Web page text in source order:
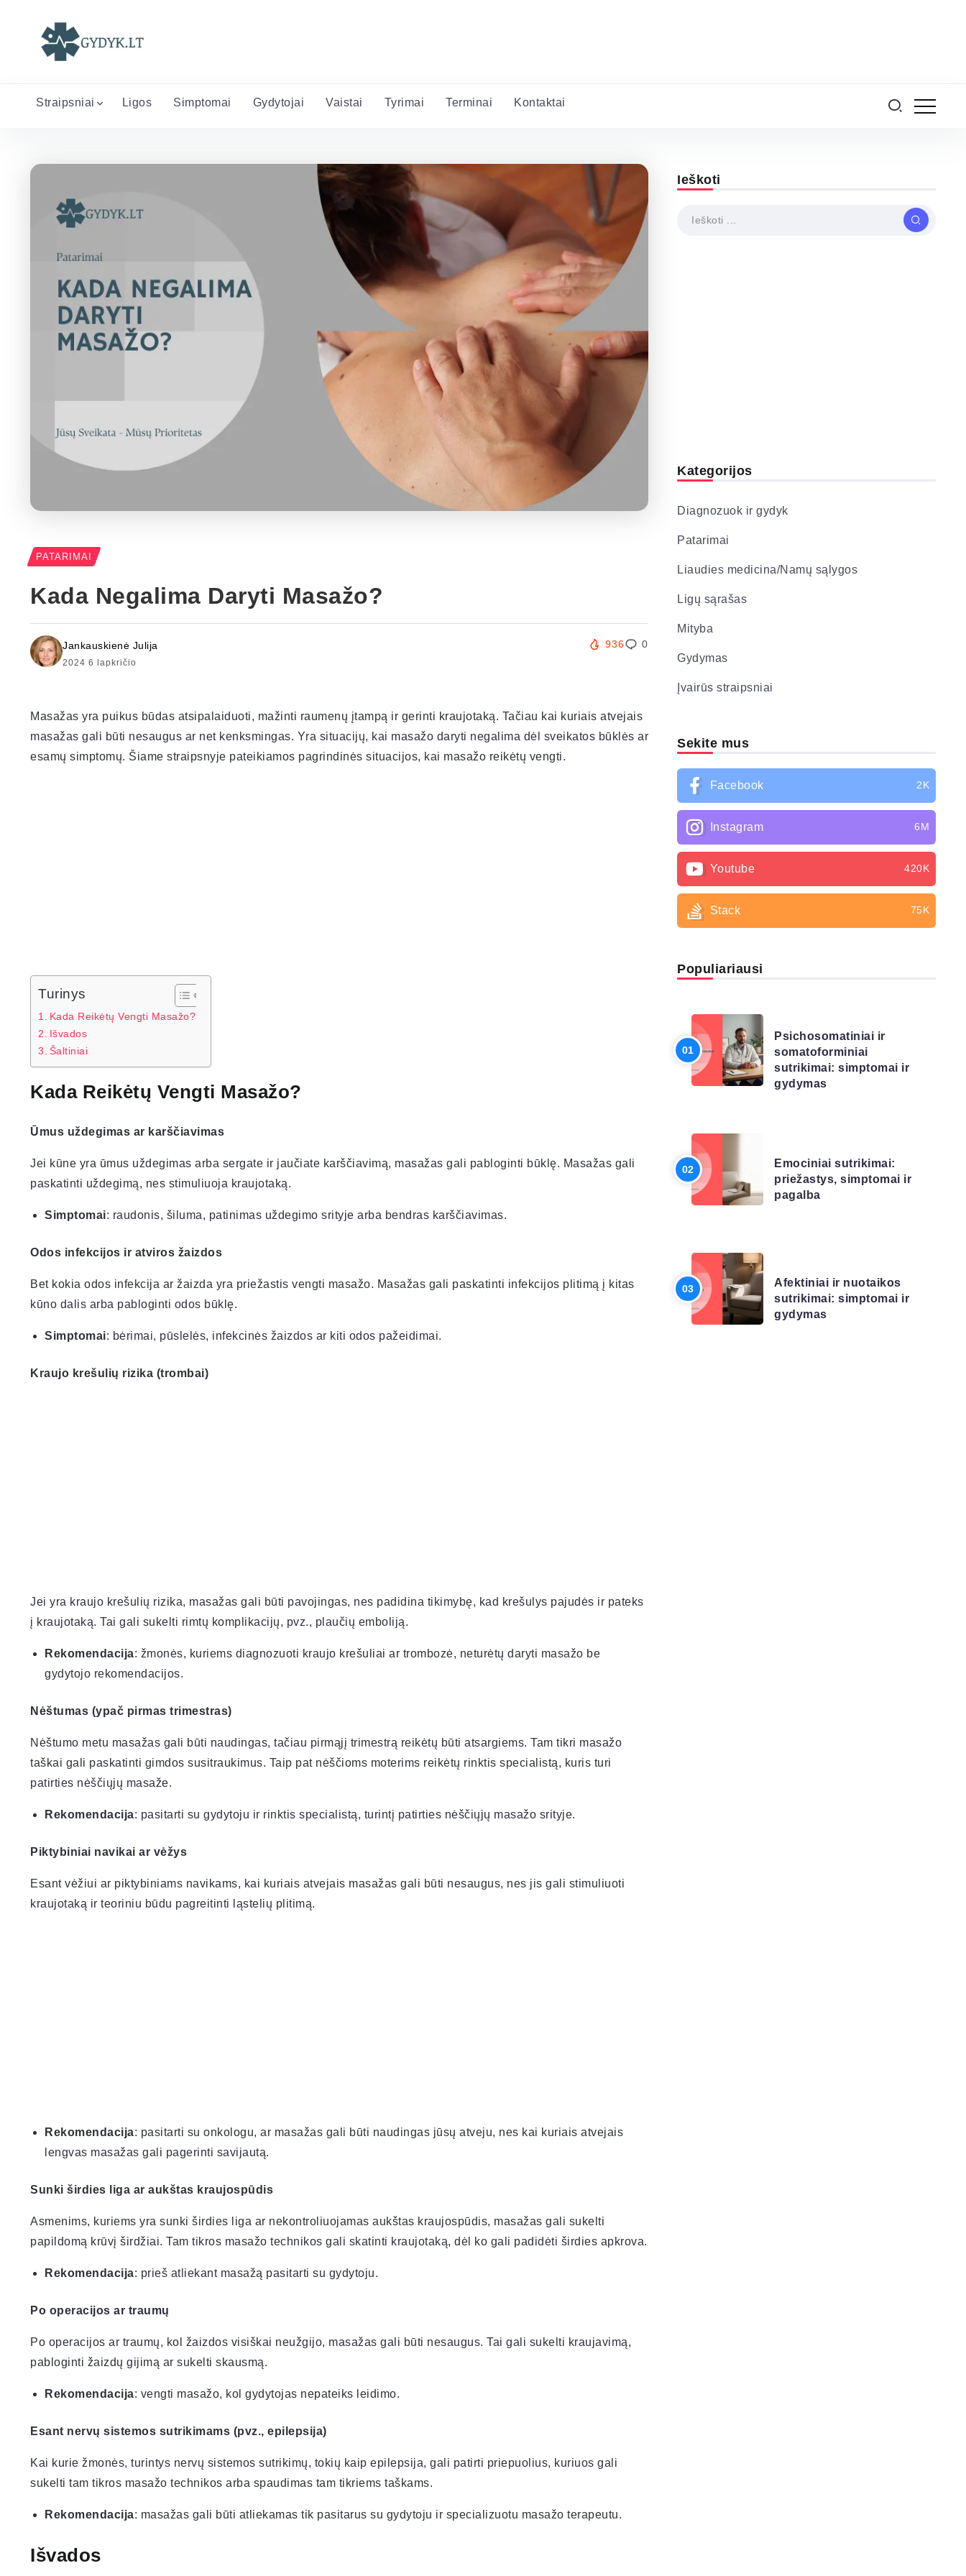
Straipsniai Ligos Simptomai Gydytojai Vaistai Tyrimai Terminai Kontaktai
PATARIMAI
Kada Negalima Daryti Masažo?
Jankauskienė Julija
2024 6 lapkričio
936 0
Masažas yra puikus būdas atsipalaiduoti, mažinti raumenų įtampą ir gerinti kraujotaką. Tačiau kai kuriais atvejais
masažas gali būti nesaugus ar net kenksmingas. Yra situacijų, kai masažo daryti negalima dėl sveikatos būklės ar
esamų simptomų. Šiame straipsnyje pateikiamos pagrindinės situacijos, kai masažo reikėtų vengti.
Turinys
Kada Reikėtų Vengti Masažo?
Išvados
Šaltiniai
Kada Reikėtų Vengti Masažo?
Ūmus uždegimas ar karščiavimas
Jei kūne yra ūmus uždegimas arba sergate ir jaučiate karščiavimą, masažas gali pabloginti būklę. Masažas gali
paskatinti uždegimą, nes stimuliuoja kraujotaką.
Simptomai: raudonis, šiluma, patinimas uždegimo srityje arba bendras karščiavimas.
Odos infekcijos ir atviros žaizdos
Bet kokia odos infekcija ar žaizda yra priežastis vengti masažo. Masažas gali paskatinti infekcijos plitimą į kitas
kūno dalis arba pabloginti odos būklę.
Simptomai: bėrimai, pūslelės, infekcinės žaizdos ar kiti odos pažeidimai.
Kraujo krešulių rizika (trombai)
Jei yra kraujo krešulių rizika, masažas gali būti pavojingas, nes padidina tikimybę, kad krešulys pajudės ir pateks
į kraujotaką. Tai gali sukelti rimtų komplikacijų, pvz., plaučių emboliją.
Rekomendacija: žmonės, kuriems diagnozuoti kraujo krešuliai ar trombozė, neturėtų daryti masažo be
gydytojo rekomendacijos.
Nėštumas (ypač pirmas trimestras)
Nėštumo metu masažas gali būti naudingas, tačiau pirmąjį trimestrą reikėtų būti atsargiems. Tam tikri masažo
taškai gali paskatinti gimdos susitraukimus. Taip pat nėščioms moterims reikėtų rinktis specialistą, kuris turi
patirties nėščiųjų masaže.
Rekomendacija: pasitarti su gydytoju ir rinktis specialistą, turintį patirties nėščiųjų masažo srityje.
Piktybiniai navikai ar vėžys
Esant vėžiui ar piktybiniams navikams, kai kuriais atvejais masažas gali būti nesaugus, nes jis gali stimuliuoti
kraujotaką ir teoriniu būdu pagreitinti ląstelių plitimą.
Rekomendacija: pasitarti su onkologu, ar masažas gali būti naudingas jūsų atveju, nes kai kuriais atvejais
lengvas masažas gali pagerinti savijautą.
Sunki širdies liga ar aukštas kraujospūdis
Asmenims, kuriems yra sunki širdies liga ar nekontroliuojamas aukštas kraujospūdis, masažas gali sukelti
papildomą krūvį širdžiai. Tam tikros masažo technikos gali skatinti kraujotaką, dėl ko gali padidėti širdies apkrova.
Rekomendacija: prieš atliekant masažą pasitarti su gydytoju.
Po operacijos ar traumų
Po operacijos ar traumų, kol žaizdos visiškai neužgijo, masažas gali būti nesaugus. Tai gali sukelti kraujavimą,
pabloginti žaizdų gijimą ar sukelti skausmą.
Rekomendacija: vengti masažo, kol gydytojas nepateiks leidimo.
Esant nervų sistemos sutrikimams (pvz., epilepsija)
Kai kurie žmonės, turintys nervų sistemos sutrikimų, tokių kaip epilepsija, gali patirti priepuolius, kuriuos gali
sukelti tam tikros masažo technikos arba spaudimas tam tikriems taškams.
Rekomendacija: masažas gali būti atliekamas tik pasitarus su gydytoju ir specializuotu masažo terapeutu.
Išvados
Ieškoti
Kategorijos
Diagnozuok ir gydyk
Patarimai
Liaudies medicina/Namų sąlygos
Ligų sąrašas
Mityba
Gydymas
Įvairūs straipsniai
Sekite mus
Facebook 2K
Instagram 6M
Youtube 420K
Stack 75K
Populiariausi
Psichosomatiniai ir
somatoforminiai
sutrikimai: simptomai ir
gydymas
Emociniai sutrikimai:
priežastys, simptomai ir
pagalba
Afektiniai ir nuotaikos
sutrikimai: simptomai ir
gydymas